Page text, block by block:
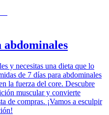
abdominales
y necesitas una dieta que lo
de 7 días para abdominales
la fuerza del core. Descubre
muscular y convierte
de compras. ¡Vamos a esculpir